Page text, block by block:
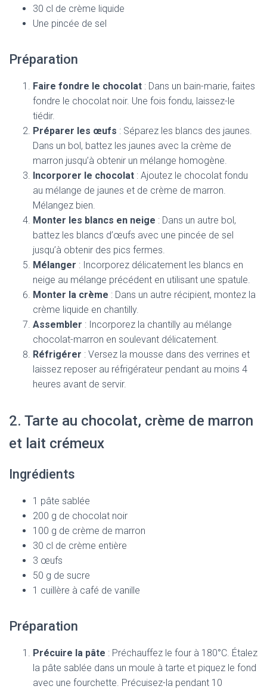
30 cl de crème liquide
Une pincée de sel
Préparation
Faire fondre le chocolat : Dans un bain-marie, faites
fondre le chocolat noir. Une fois fondu, laissez-le
tiédir.
Préparer les œufs : Séparez les blancs des jaunes.
Dans un bol, battez les jaunes avec la crème de
marron jusqu’à obtenir un mélange homogène.
Incorporer le chocolat : Ajoutez le chocolat fondu
au mélange de jaunes et de crème de marron.
Mélangez bien.
Monter les blancs en neige : Dans un autre bol,
battez les blancs d’œufs avec une pincée de sel
jusqu’à obtenir des pics fermes.
Mélanger : Incorporez délicatement les blancs en
neige au mélange précédent en utilisant une spatule.
Monter la crème : Dans un autre récipient, montez la
crème liquide en chantilly.
Assembler : Incorporez la chantilly au mélange
chocolat-marron en soulevant délicatement.
Réfrigérer : Versez la mousse dans des verrines et
laissez reposer au réfrigérateur pendant au moins 4
heures avant de servir.
2. Tarte au chocolat, crème de marron
et lait crémeux
Ingrédients
1 pâte sablée
200 g de chocolat noir
100 g de crème de marron
30 cl de crème entière
3 œufs
50 g de sucre
1 cuillère à café de vanille
Préparation
Précuire la pâte : Préchauffez le four à 180°C. Étalez
la pâte sablée dans un moule à tarte et piquez le fond
avec une fourchette. Précuisez-la pendant 10